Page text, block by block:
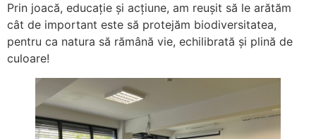
Prin joacă, educație și acțiune, am reușit să le arătăm
cât de important este să protejăm biodiversitatea,
pentru ca natura să rămână vie, echilibrată și plină de
culoare!